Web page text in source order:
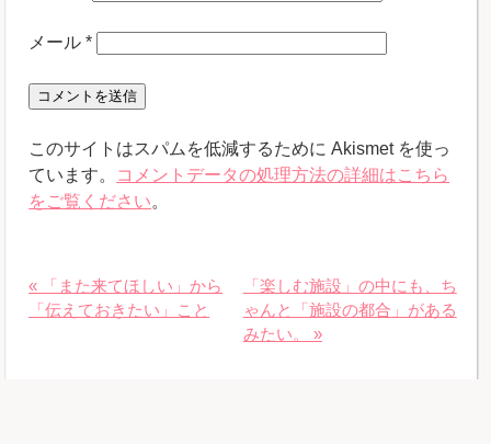
メール*
このサイトはスパムを低減するために Akismet を使っ
ています。
コメントデータの処理方法の詳細はこちら
をご覧ください。
« 「また来てほしい」から
「伝えておきたい」こと
「楽しむ施設」の中にも、ち
ゃんと「施設の都合」がある
みたい。 »